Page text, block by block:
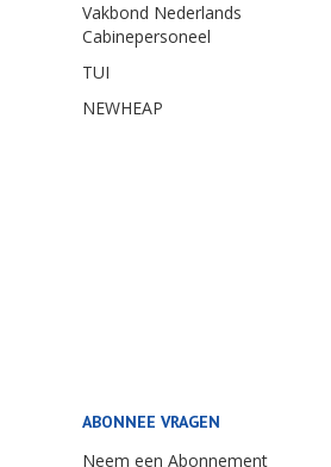
Vakbond Nederlands
Cabinepersoneel
TUI
NEWHEAP
ABONNEE VRAGEN
Neem een Abonnement